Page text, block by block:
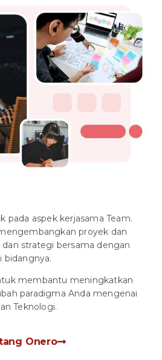
pada aspek kerjasama Team.
proyek dan
strategi bersama dengan
bidangnya.
membantu meningkatkan
paradigma Anda mengenai
Teknologi.
Onero